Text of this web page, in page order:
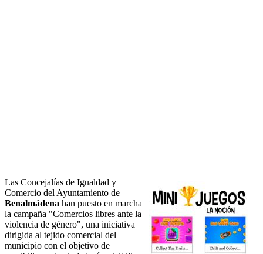
Las Concejalías de Igualdad y
Comercio del Ayuntamiento de
Benalmádena han puesto en marcha
la campaña "Comercios libres ante la
violencia de género", una iniciativa
dirigida al tejido comercial del
municipio con el objetivo de